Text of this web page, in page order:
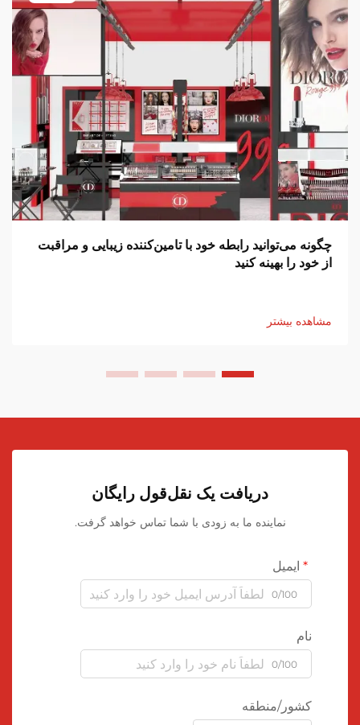
چگونه می‌توانید رابطه خود با تامین‌کننده زیبایی و مراقبت
از خود را بهینه کنید
مشاهده بیشتر
دریافت یک نقل‌قول رایگان
نماینده ما به زودی با شما تماس خواهد گرفت.
ایمیل
0/100
نام
0/100
کشور/منطقه